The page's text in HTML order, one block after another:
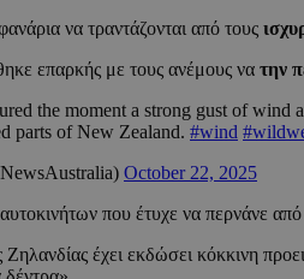
να τραντάζονται από τους
επαρκής με τους ανέμους να την
the moment a strong gust of
parts of New Zealand. #wind
October 22, 2025
που έτυχε να περνάνε
έχει εκδώσει κόκκινη